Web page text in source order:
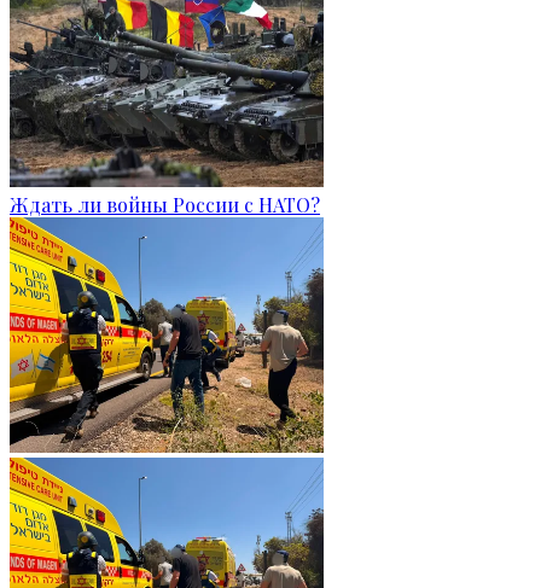
Ждать ли войны России с НАТО?